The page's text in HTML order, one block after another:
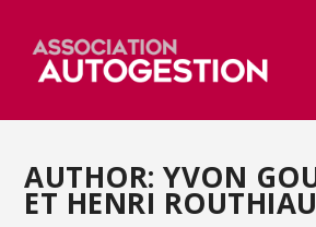
AUTHOR: YVON
ET HENRI ROUTHIAU